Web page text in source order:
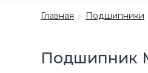
Главная Подшипники
Подшипник